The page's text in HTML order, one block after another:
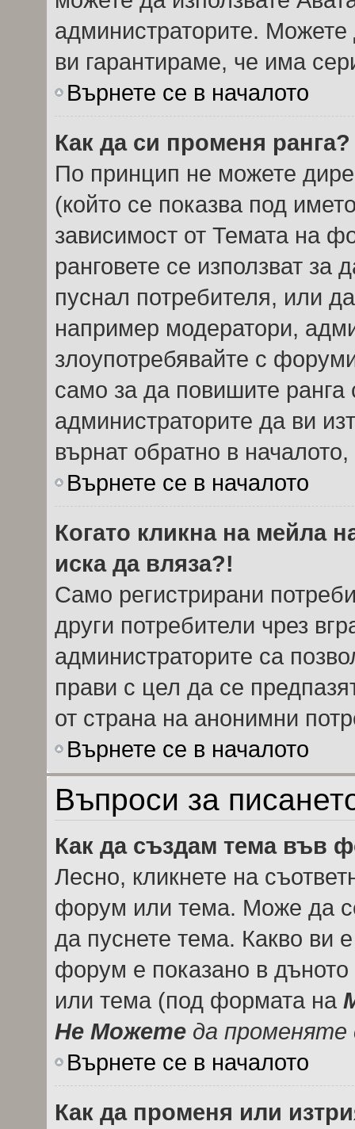
администраторите. Можете
ви гарантираме, че има
Върнете се в началото
Как да си променя ранга?
По принцип не можете
(който се показва под
зависимост от Темата на
ранговете се използват
пуснал потребителя, или
например модератори,
злоупотребявайте с
само за да повишите ранга
администраторите да ви
върнат обратно в
Върнете се в началото
Когато кликна на мейла
иска да вляза?!
Само регистрирани
други потребители чрез
администраторите са
прави с цел да се
от страна на анонимни
Върнете се в началото
Въпроси за
Как да създам тема във
Лесно, кликнете на
форум или тема. Може да
да пуснете тема. Какво ви
форум е показано в
или тема (под формата на
Не Можете да
Върнете се в началото
Как да променя или